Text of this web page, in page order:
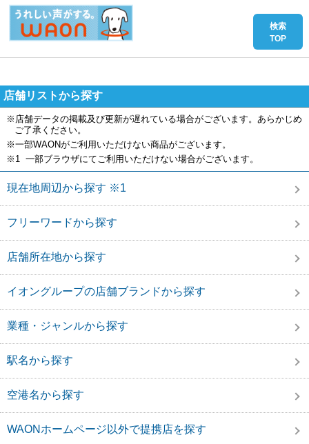
店舗リストから探す
※店舗データの掲載及び更新が遅れている場合がございます。あらかじめ
ご了承ください。
※一部WAONがご利用いただけない商品がございます。
※1 一部ブラウザにてご利用いただけない場合がございます。
現在地周辺から探す ※1
フリーワードから探す
店舗所在地から探す
イオングループの店舗ブランドから探す
業種・ジャンルから探す
駅名から探す
空港名から探す
WAONホームページ以外で提携店を探す